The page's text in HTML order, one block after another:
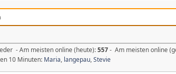
- Am meisten online (heute):557- Am meisten online
10 Minuten: Maria, langepau,Stevie